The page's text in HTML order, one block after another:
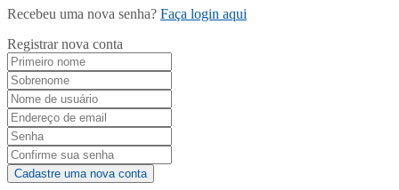
Recebeu uma nova senha? Faça login aqui
Registrar nova conta